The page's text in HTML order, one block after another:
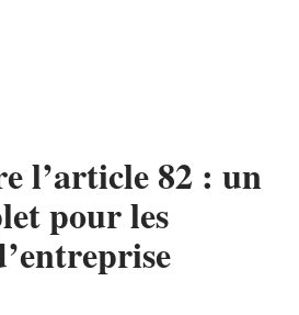
l’article 82 : un
pour les